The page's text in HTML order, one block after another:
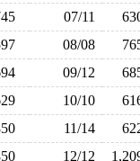
07/11
08/08
09/12
10/10
11/14
12/12